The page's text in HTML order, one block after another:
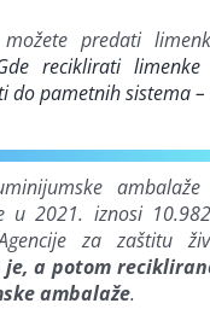
možete predati
reciklirati
do pametnih sistema –
u 2021. iznosi
za zaštitu
je, a potom
ambalaže.